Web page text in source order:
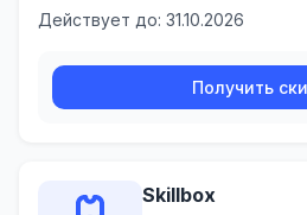
Действует до: 31.10.2026
Получить
Skillbox